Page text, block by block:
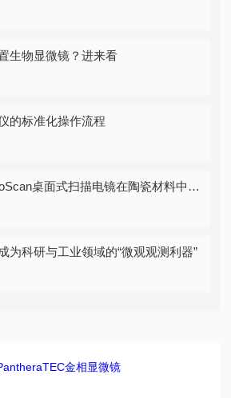
生物显微镜？进来看
的标准化操作流程
麦克奥迪EasyNanoScan桌面式扫描电镜在陶瓷材料中的应用
为科研与工业领域的“微观观测利器”